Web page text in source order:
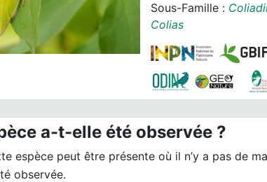
Sous-Famille :
Colias
a-t-elle été observée ?
espèce peut être présente où il n’y a pas de
observée.